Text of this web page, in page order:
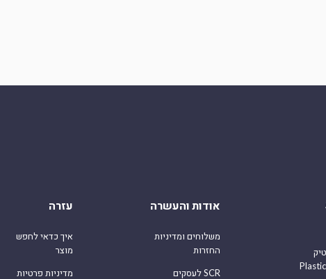
אודות והעשרה
משלוחים ומדיניות
החזרות
לעסקים SCR
עזרה
איך כדאי לחפש
מוצר
מדיניות פרטיות